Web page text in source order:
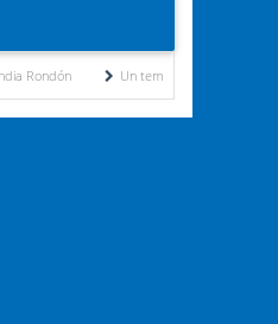
Un temible contendor por Ricardo Gil